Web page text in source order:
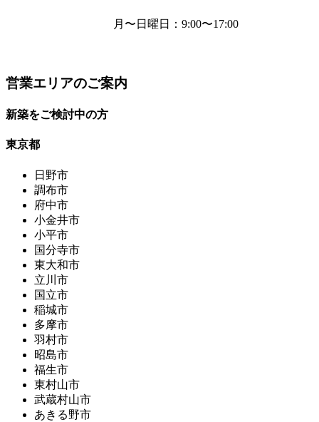
月〜日曜日 ：9:00〜17:00
営業エリアのご案内
新築をご検討中の方
東京都
日野市
調布市
府中市
小金井市
小平市
国分寺市
東大和市
立川市
国立市
稲城市
多摩市
羽村市
昭島市
福生市
東村山市
武蔵村山市
あきる野市